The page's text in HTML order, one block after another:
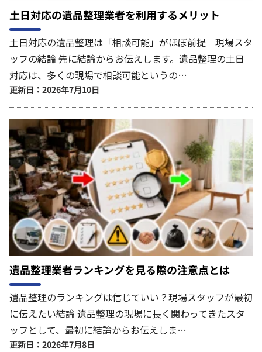
土日対応の遺品整理業者を利用するメリット
土日対応の遺品整理は「相談可能」がほぼ前提｜現場スタ
ッフの結論 先に結論からお伝えします。遺品整理の土日
対応は、多くの現場で相談可能というの…
更新日：2026年7月10日
遺品整理業者ランキングを見る際の注意点とは
遺品整理のランキングは信じていい？現場スタッフが最初
に伝えたい結論 遺品整理の現場に長く関わってきたスタ
ッフとして、最初に結論からお伝えしま…
更新日：2026年7月8日